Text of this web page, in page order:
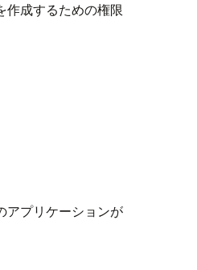
作成するための権限
アプリケーションが